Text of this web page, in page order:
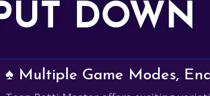
DOWN
♠️ Multiple Game Modes,